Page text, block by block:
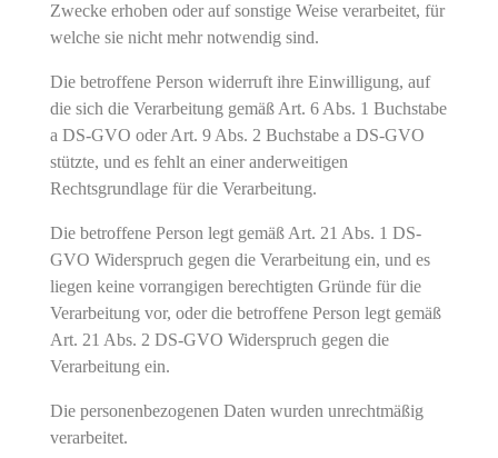
Zwecke erhoben oder auf sonstige Weise verarbeitet, für
welche sie nicht mehr notwendig sind.
Die betroffene Person widerruft ihre Einwilligung, auf
die sich die Verarbeitung gemäß Art. 6 Abs. 1 Buchstabe
a DS-GVO oder Art. 9 Abs. 2 Buchstabe a DS-GVO
stützte, und es fehlt an einer anderweitigen
Rechtsgrundlage für die Verarbeitung.
Die betroffene Person legt gemäß Art. 21 Abs. 1 DS-
GVO Widerspruch gegen die Verarbeitung ein, und es
liegen keine vorrangigen berechtigten Gründe für die
Verarbeitung vor, oder die betroffene Person legt gemäß
Art. 21 Abs. 2 DS-GVO Widerspruch gegen die
Verarbeitung ein.
Die personenbezogenen Daten wurden unrechtmäßig
verarbeitet.